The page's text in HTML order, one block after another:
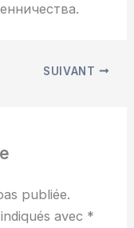
SUIVANT
publiée.
avec *